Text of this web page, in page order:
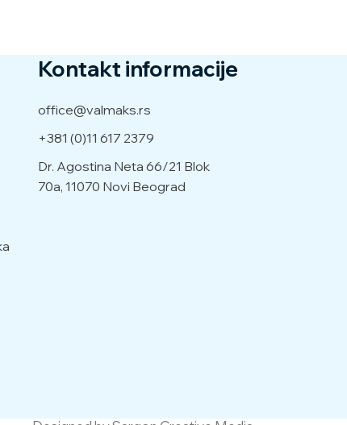
Kontakt informacije
office@valmaks.rs
+381 (0)11 617 2379
Dr. Agostina Neta 66/21 Blok
70a, 11070 Novi Beograd